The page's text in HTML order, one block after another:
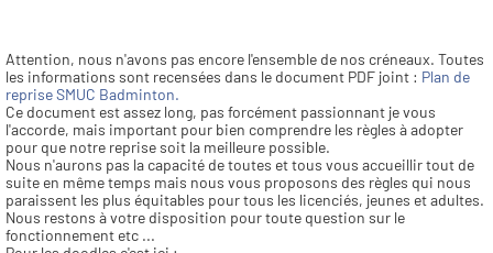
Attention, nous n'avons pas encore l'ensemble de nos créneaux. Toutes
les informations sont recensées dans le document PDF joint : Plan de
reprise SMUC Badminton.
Ce document est assez long, pas forcément passionnant je vous
l'accorde, mais important pour bien comprendre les règles à adopter
pour que notre reprise soit la meilleure possible.
Nous n'aurons pas la capacité de toutes et tous vous accueillir tout de
suite en même temps mais nous vous proposons des règles qui nous
paraissent les plus équitables pour tous les licenciés, jeunes et adultes.
Nous restons à votre disposition pour toute question sur le
fonctionnement etc ...